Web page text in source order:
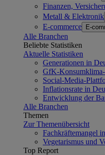
Finanzen,
Metall & Elektronik
E-commerce E-
Alle Branchen
Beliebte Statistiken
Aktuelle Statistiken
Generationen in
GfK-
Social-Media-
Inflationsrate in
Entwicklung der
Alle Branchen
Themen
Zur Themenübersicht
Fachkräftemangel
Vegetarismus und
Top Report